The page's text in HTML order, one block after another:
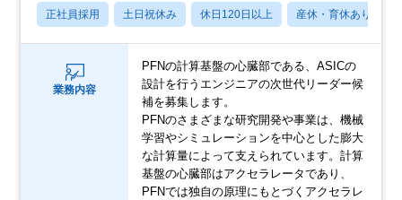
正社員採用 土日祝休み 休日120日以上 産休・育休あり
業務内容
PFNの計算基盤の心臓部である、ASICの
設計を行うエンジニアの次世代リーダー候
補を募集します。
PFNのさまざまな研究開発や事業は、機械
学習やシミュレーションを中心とした膨大
な計算量によって支えられています。計算
基盤の心臓部はアクセラレータであり、
PFNでは独自の原理にもとづくアクセラレ